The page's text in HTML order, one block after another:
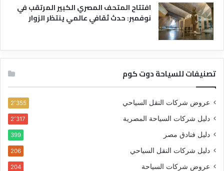
افتتاح المتحف المصري الكبير المرتقب في
نوفمبر: حدث ثقافي عالمي ينتظر الزوار
تصنيفات للسياحة دوت كوم
عروض شركات النقل السياحي 2٬355
دليل شركات السياحة المصرية 2٬317
دليل فنادق مصر 399
دليل شركات النقل السياحي 206
عروض شركات السياحة 204